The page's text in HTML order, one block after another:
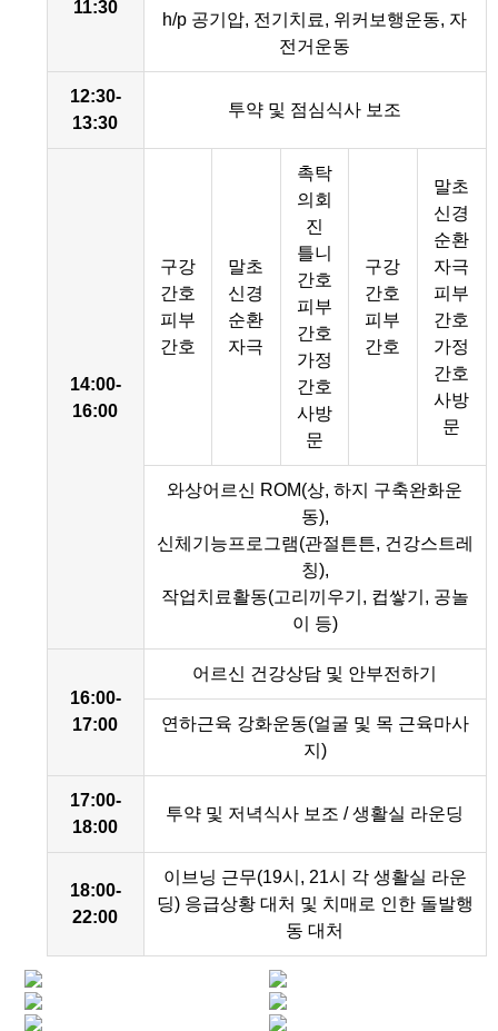
11:30
h/p 공기압, 전기치료, 위커보행운동, 자
전거운동
12:30-
13:30
투약 및 점심식사 보조
14:00-
16:00
구강
간호
피부
간호
말초
신경
순환
자극
촉탁
의회
진
틀니
간호
피부
간호
가정
간호
사방
문
구강
간호
피부
간호
말초
신경
순환
자극
피부
간호
가정
간호
사방
문
와상어르신 ROM(상, 하지 구축완화운
동),
신체기능프로그램(관절튼튼, 건강스트레
칭),
작업치료활동(고리끼우기, 컵쌓기, 공놀
이 등)
16:00-
17:00
어르신 건강상담 및 안부전하기
연하근육 강화운동(얼굴 및 목 근육마사
지)
17:00-
18:00
투약 및 저녁식사 보조 / 생활실 라운딩
18:00-
22:00
이브닝 근무(19시, 21시 각 생활실 라운
딩) 응급상황 대처 및 치매로 인한 돌발행
동 대처